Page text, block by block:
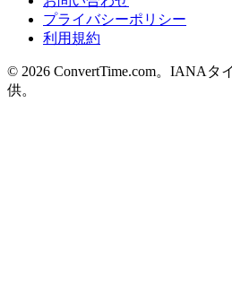
プライバシーポリシー
利用規約
© 2026 ConvertTime.com。IANAタ
供。